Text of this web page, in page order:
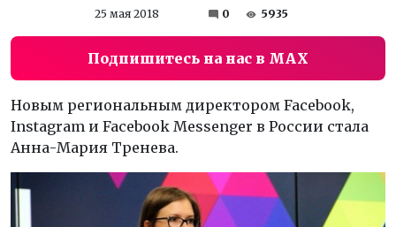
25 мая 2018 0 5935
Подпишитесь на нас в MAX
Новым региональным директором Facebook,
Instagram и Facebook Messenger в России стала
Анна-Мария Тренева.